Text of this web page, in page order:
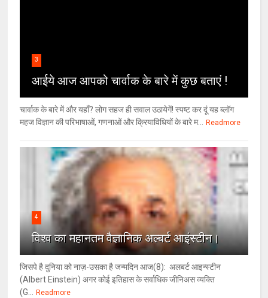
3
आईये आज आपको चार्वाक के बारे में कुछ बताएं !
चार्वाक के बारे में और यहाँ? लोग सहज ही सवाल उठायेगें! स्पष्ट कर दूं यह ब्लॉग
महज विज्ञान की परिभाषाओं, गणनाओं और क्रियाविधियों के बारे म...
Readmore
4
विश्‍व का महानतम वैज्ञानिक अल्बर्ट आइंस्टीन।
जिसपे है दुनिया को नाज़-उसका है जन्मदिन आज(8): अलबर्ट आइन्स्टीन
(Albert Einstein) अगर कोई इतिहास के सर्वाधिक जीनिअस व्यक्ति
(G...
Readmore